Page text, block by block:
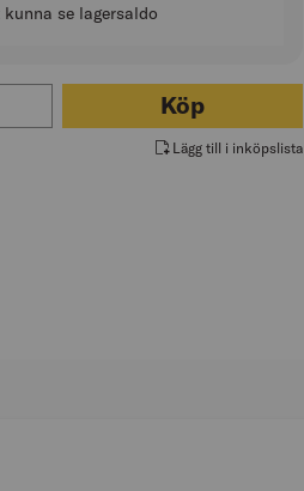
kunna se lagersaldo
Köp
Lägg till i inköpslista